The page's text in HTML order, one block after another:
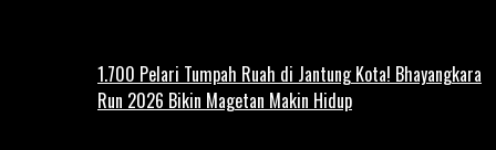
1.700 Pelari Tumpah Ruah di Jantung Kota! Bhayangkara
Run 2026 Bikin Magetan Makin Hidup